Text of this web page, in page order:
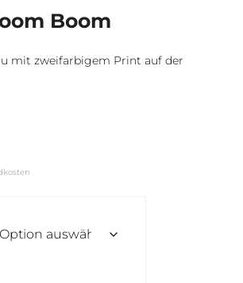
Boom
mit zweifarbigem Print auf der